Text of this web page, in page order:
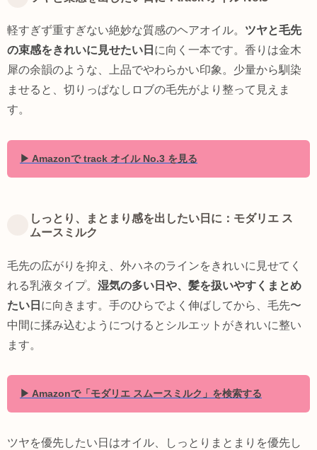
軽すぎず重すぎない絶妙な質感のヘアオイル。 ツヤと毛先
の束感をきれいに見せたい日 に向く一本です。香りは金木
犀の余韻のような、上品でやわらかい印象。少量から馴染
ませると、切りっぱなしロブの毛先がより整って見えま
す。
▶ Amazonで track オイル No.3 を見る
しっとり、まとまり感を出したい日に：モダリエ ス
ムースミルク
毛先の広がりを抑え、外ハネのラインをきれいに見せてく
れる乳液タイプ。 湿気の多い日や、髪を扱いやすくまとめ
たい日 に向きます。手のひらでよく伸ばしてから、毛先〜
中間に揉み込むようにつけるとシルエットがきれいに整い
ます。
▶ Amazonで「モダリエ スムースミルク」を検索する
ツヤを優先したい日はオイル、しっとりまとまりを優先し